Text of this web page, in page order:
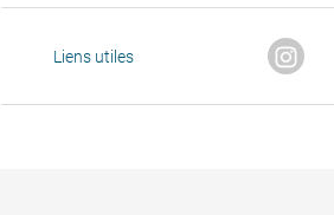
Liens utiles